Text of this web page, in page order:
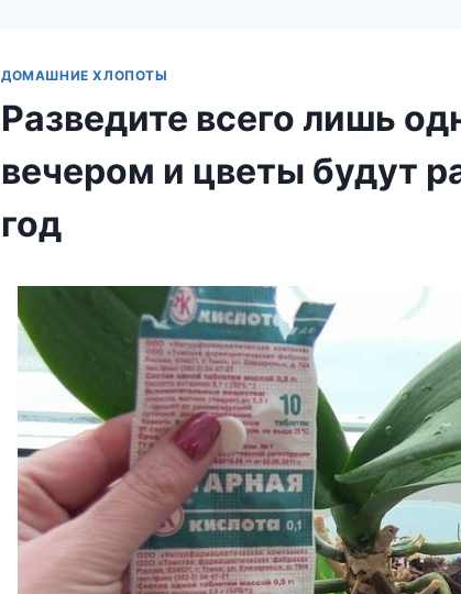
ДОМАШНИЕ ХЛОПОТЫ
Разведите всего лишь
вечером и цветы будут
год